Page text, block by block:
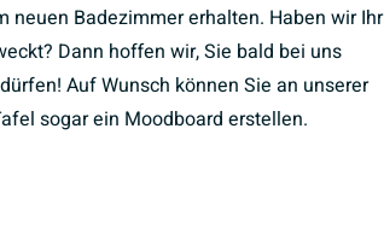
neuen Badezimmer erhalten. Haben wir Ihr
Dann hoffen wir, Sie bald bei uns
Auf Wunsch können Sie an unserer
sogar ein Moodboard erstellen.